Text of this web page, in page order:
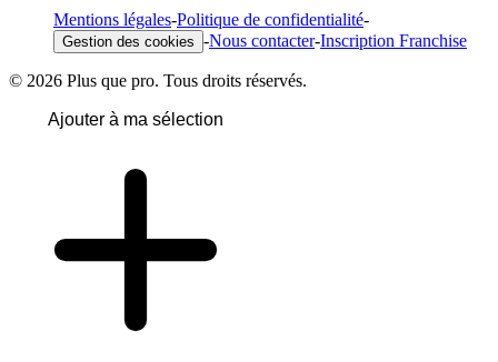
Mentions légales-Politique de confidentialité-
Gestion des cookies -Nous contacter-Inscription Franchise
© 2026 Plus que pro. Tous droits réservés.
Ajouter à ma sélection